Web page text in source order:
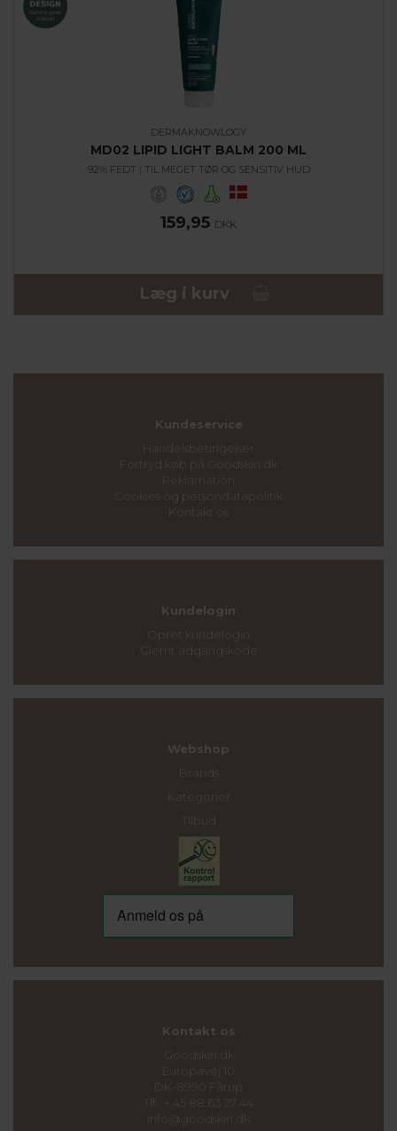
DERMAKNOWLOGY
MD02 LIPID LIGHT BALM 200 ML
92% FEDT | TIL MEGET TØR OG SENSITIV HUD
159,95 DKK
Læg i kurv
Kundeservice
Handelsbetingelser
Fortryd køb på Goodskin.dk
Reklamation
Cookies og persondatapolitik
Kontakt os
Kundelogin
Opret kundelogin
Glemt adgangskode
Webshop
Brands
Kategorier
Tilbud
Kontakt os
Goodskin.dk
Europavej 10
DK-8990 Fårup
Tlf.: + 45 88 63 27 44
info@goodskin.dk